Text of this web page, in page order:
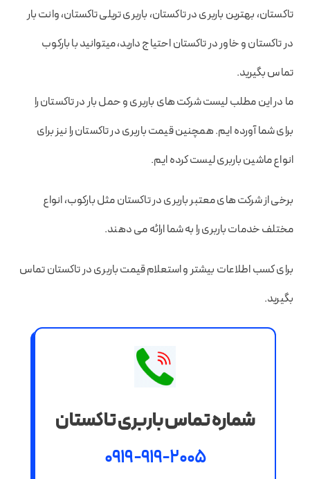
تاکستان، بهترین باربری در تاکستان، باربری تریلی تاکستان، وانت بار
در تاکستان و خاور در تاکستان احتیاج دارید، میتوانید با بارکوب
تماس بگیرید.
ما در این مطلب لیست شرکت های باربری و حمل بار در تاکستان را
برای شما آورده ایم. همچنین قیمت باربری در تاکستان را نیز برای
انواع ماشین باربری لیست کرده ایم.
برخی از شرکت های معتبر باربری در تاکستان مثل بارکوب، انواع
مختلف خدمات باربری را به شما ارائه می دهند.
برای کسب اطلاعات بیشتر و استعلام قیمت باربری در تاکستان تماس
بگیرید.
شماره تماس باربری تاکستان
0919-919-2005